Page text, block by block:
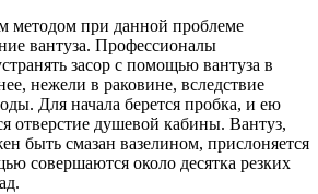
при данной проблеме
вантуза. Профессионалы
засор с помощью вантуза в
нежели в раковине, вследствие
Для начала берется пробка, и ею
отверстие душевой кабины. Вантуз,
быть смазан вазелином, прислоняется
совершаются около десятка резких